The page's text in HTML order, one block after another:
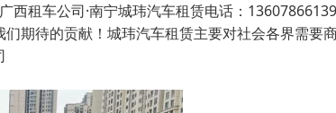
西租车公司·南宁城玮汽车租赁电话：
期待的贡献！城玮汽车租赁主要对社会各界需要